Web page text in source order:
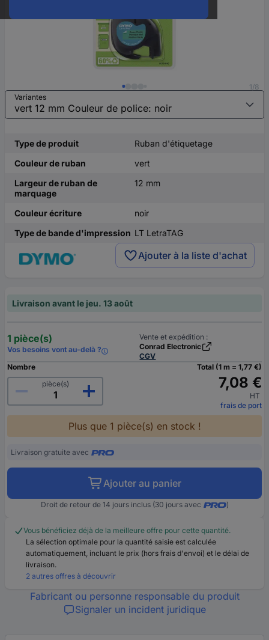
1/8
Variantes
Type de produit
Ruban d'étiquetage
Couleur de ruban
vert
Largeur de ruban de
marquage
12 mm
Couleur écriture
noir
Type de bande d'impression LT LetraTAG
Ajouter à la liste d'achat
Livraison avant le jeu. 13 août
1 pièce(s)
Vos besoins vont au-delà ?
Vente et expédition :
Conrad Electronic
CGV
Nombre
pièce(s)
Total (1 m = 1,77 €)
7,08 €
HT
frais de port
Plus que 1 pièce(s) en stock !
Livraison gratuite avec
Ajouter au panier
Droit de retour de 14 jours inclus (30 jours avec )
Vous bénéficiez déjà de la meilleure offre pour cette quantité.
La sélection optimale pour la quantité saisie est calculée
automatiquement, incluant le prix (hors frais d'envoi) et le délai de
livraison.
2 autres offres à découvrir
Fabricant ou personne responsable du produit
Signaler un incident juridique